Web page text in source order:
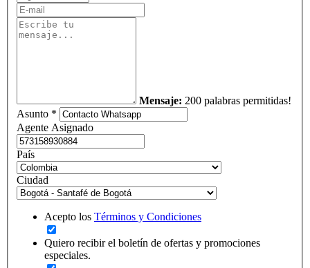
Mensaje: 200 palabras permitidas!
Asunto *
Agente Asignado
País
Ciudad
Acepto los Términos y Condiciones
Quiero recibir el boletín de ofertas y promociones
especiales.